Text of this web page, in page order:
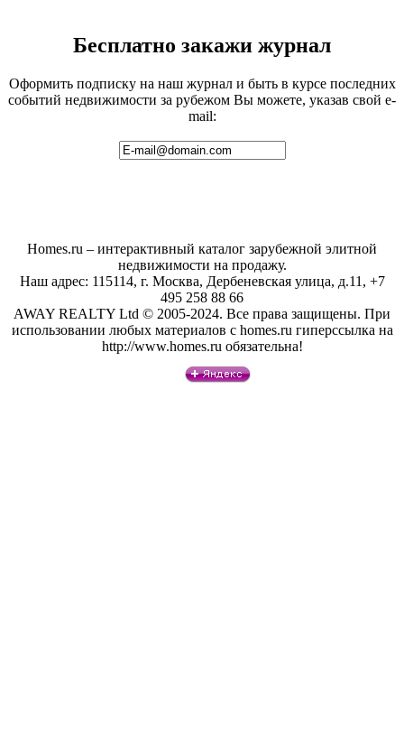
Бесплатно закажи журнал
Оформить подписку на наш журнал и быть в курсе последних
событий недвижимости за рубежом Вы можете, указав свой e-
mail:
Homes.ru – интерактивный каталог зарубежной элитной
недвижимости на продажу.
Наш адрес: 115114, г. Москва, Дербеневская улица, д.11, +7
495 258 88 66
AWAY REALTY Ltd © 2005-2024. Все права защищены. При
использовании любых материалов с homes.ru гиперссылка на
http://www.homes.ru обязательна!